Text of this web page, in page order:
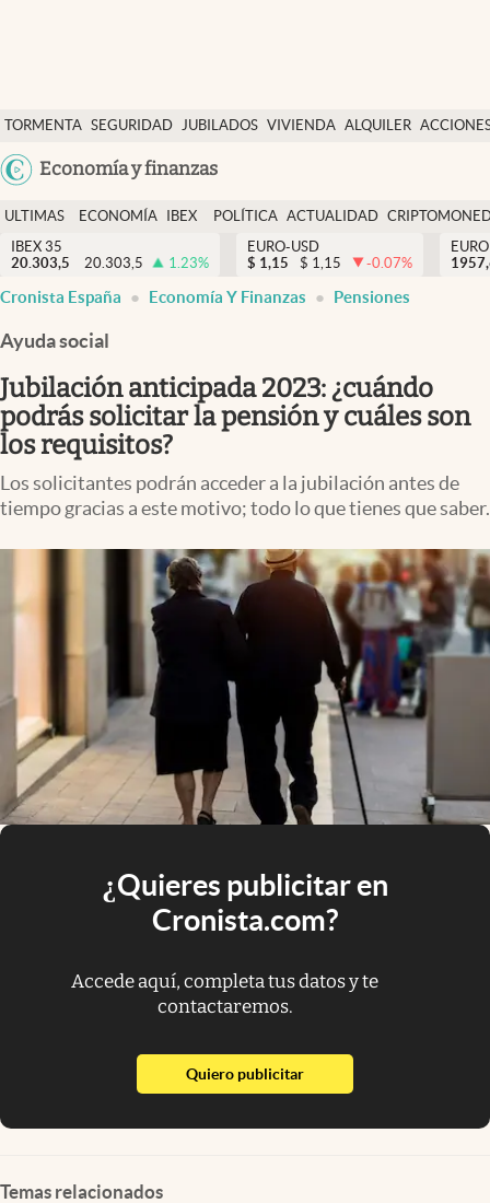
TORMENTA SEGURIDAD JUBILADOS VIVIENDA ALQUILER
Colombia
Economía y finanzas
Economía y finanzas
Política
Actualidad
Criptomonedas
España
ULTIMAS
NOTICIAS
ECONOMÍA
FINANZAS
IBEX
EURO
POLÍTICA ACTUALIDAD
IBEX 35
20.303,5
20.303,5 1.23%
EURO-USD
$ 1,15 $ 1,15 -0.07%
Cronista España Economía Y Finanzas Pensiones
Ayuda social
Jubilación anticipada 2023: ¿cuándo
podrás solicitar la pensión y cuáles son
los requisitos?
Los solicitantes podrán acceder a la jubilación antes de
tiempo gracias a este motivo; todo lo que tienes que saber.
¿Quieres publicitar en
Cronista.com?
Accede aquí, completa tus datos y te
contactaremos.
Quiero publicitarabre en nueva pestaña
Temas relacionados